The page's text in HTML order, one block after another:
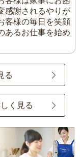
感謝されるやりが
客様の毎日を笑顔
あるお仕事を始め
る
く見る